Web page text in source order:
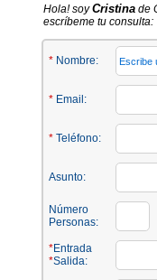
Hola! soyCristina de
escríbeme tu consulta:
* Nombre:
* Email:
* Teléfono:
Asunto:
Número
Personas:
*Entrada
*Salida: